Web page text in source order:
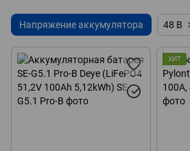
Напряжение аккумулятора 48 В
ХИТ